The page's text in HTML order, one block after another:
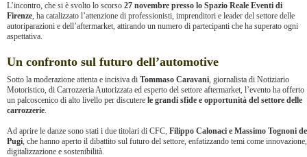
L’incontro, che si è svolto lo scorso 27 novembre presso lo Spazio Reale Eventi di
Firenze, ha catalizzato l’attenzione di professionisti, imprenditori e leader del settore delle
autoriparazioni e dell’aftermarket, attirando un numero di partecipanti che ha superato ogni
aspettativa.
Un confronto sul futuro dell’automotive
Sotto la moderazione attenta e incisiva di Tommaso Caravani, giornalista di Notiziario
Motoristico, di Carrozzeria Autorizzata ed esperto del settore aftermarket, l’evento ha offerto
un palcoscenico di alto livello per discutere le grandi sfide e opportunità del settore delle
carrozzerie.
Ad aprire le danze sono stati i due titolari di CFC, Filippo Calonaci e Massimo Tognoni de
Pugi, che hanno aperto il dibattito sul futuro del settore, enfatizzando temi come innovazione,
digitalizzazione e sostenibilità.